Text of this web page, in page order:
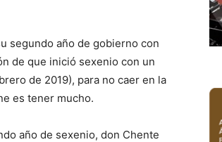
segundo año de gobierno con
de que inició sexenio con un
de 2019), para no caer en la
es tener mucho.
año de sexenio, don Chente